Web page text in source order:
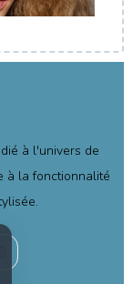
à l'univers de
à la fonctionnalité